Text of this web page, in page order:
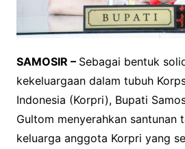
SAMOSIR – Sebagai bentuk
kekeluargaan dalam tubuh
Indonesia (Korpri), Bupati
Gultom menyerahkan santunan
keluarga anggota Korpri yang